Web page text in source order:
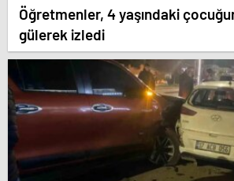
Öğretmenler, 4 yaşındaki
gülerek izledi